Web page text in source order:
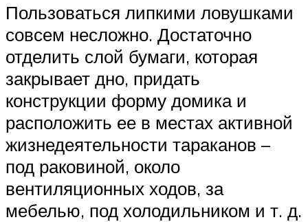
Пользоваться липкими ловушками
совсем несложно. Достаточно
отделить слой бумаги, которая
закрывает дно, придать
конструкции форму домика и
расположить ее в местах активной
жизнедеятельности тараканов –
под раковиной, около
вентиляционных ходов, за
мебелью, под холодильником и т. д.